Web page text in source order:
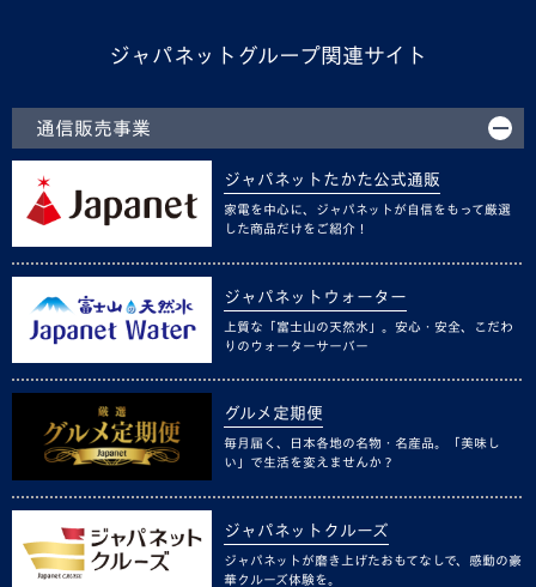
ジャパネットグループ関連サイト
通信販売事業
ジャパネットたかた公式通販
家電を中心に、ジャパネットが自信をもって厳選
した商品だけをご紹介！
ジャパネットウォーター
上質な「富士山の天然水」。安心・安全、こだわ
りのウォーターサーバー
グルメ定期便
毎月届く、日本各地の名物・名産品。「美味し
い」で生活を変えませんか？
ジャパネットクルーズ
ジャパネットが磨き上げたおもてなしで、感動の豪
華クルーズ体験を。